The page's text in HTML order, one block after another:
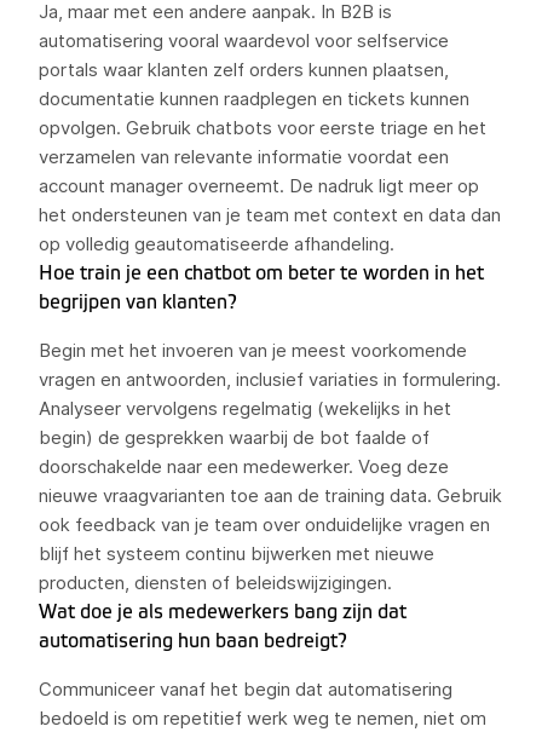
Ja, maar met een andere aanpak. In B2B is
automatisering vooral waardevol voor selfservice
portals waar klanten zelf orders kunnen plaatsen,
documentatie kunnen raadplegen en tickets kunnen
opvolgen. Gebruik chatbots voor eerste triage en het
verzamelen van relevante informatie voordat een
account manager overneemt. De nadruk ligt meer op
het ondersteunen van je team met context en data dan
op volledig geautomatiseerde afhandeling.
Hoe train je een chatbot om beter te worden in het
begrijpen van klanten?
Begin met het invoeren van je meest voorkomende
vragen en antwoorden, inclusief variaties in formulering.
Analyseer vervolgens regelmatig (wekelijks in het
begin) de gesprekken waarbij de bot faalde of
doorschakelde naar een medewerker. Voeg deze
nieuwe vraagvarianten toe aan de training data. Gebruik
ook feedback van je team over onduidelijke vragen en
blijf het systeem continu bijwerken met nieuwe
producten, diensten of beleidswijzigingen.
Wat doe je als medewerkers bang zijn dat
automatisering hun baan bedreigt?
Communiceer vanaf het begin dat automatisering
bedoeld is om repetitief werk weg te nemen, niet om